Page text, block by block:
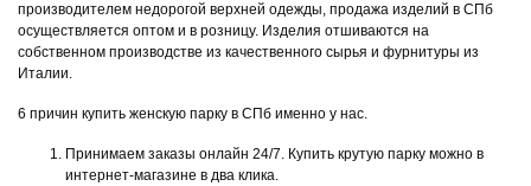
производителем недорогой верхней одежды, продажа изделий в СПб
осуществляется оптом и в розницу. Изделия отшиваются на
собственном производстве из качественного сырья и фурнитуры из
Италии.
6 причин купить женскую парку в СПб именно у нас.
Принимаем заказы онлайн 24/7. Купить крутую парку можно в
интернет-магазине в два клика.